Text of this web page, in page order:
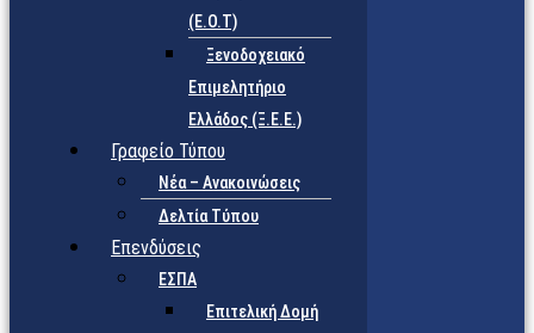
(Ε.Ο.Τ)
Ξενοδοχειακό
Επιμελητήριο
Ελλάδος (Ξ.Ε.Ε.)
Γραφείο Τύπου
Νέα – Ανακοινώσεις
Δελτία Τύπου
Επενδύσεις
ΕΣΠΑ
Επιτελική Δομή